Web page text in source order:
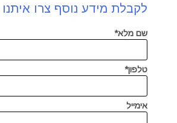
לקבלת מידע נוסף צרו
שם מלא*
טלפון*
אימייל